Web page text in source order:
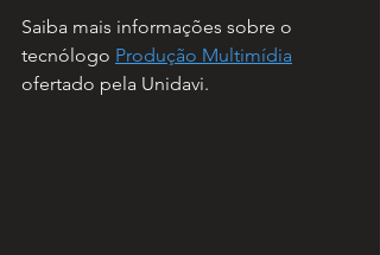
Saiba mais informações sobre o
tecnólogo Produção Multimídia
ofertado pela Unidavi.